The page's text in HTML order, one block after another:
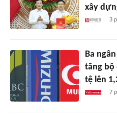
xây
3
Ba
tăng bộ
tệ lên
7